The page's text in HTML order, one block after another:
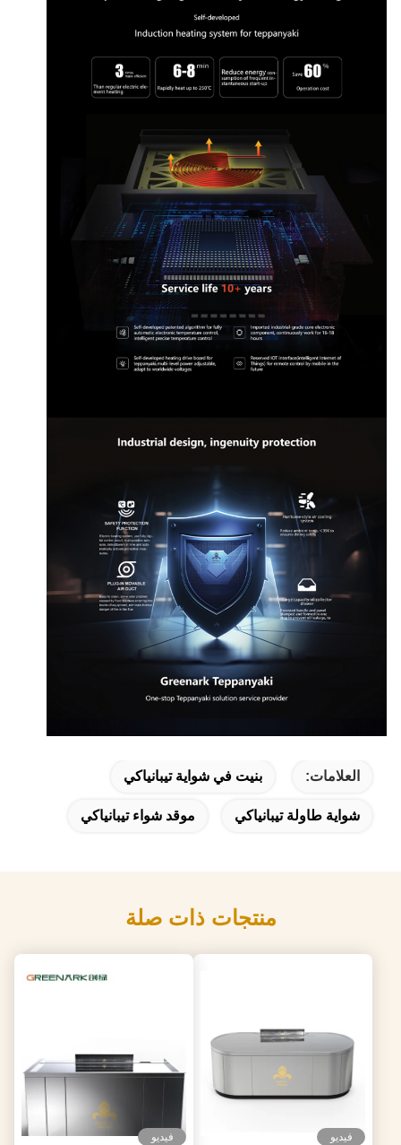
العلامات: بنيت في شواية تيبانياكي
شواية طاولة تيبانياكي موقد شواء تيبانياكي
منتجات ذات صلة
فيديو فيديو